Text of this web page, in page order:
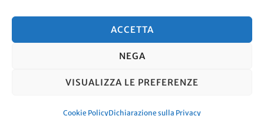
ACCETTA
NEGA
VISUALIZZA LE PREFERENZE
Cookie PolicyDichiarazione sulla Privacy
riservati.Travel Nomad | Sviluppato da
Blossom Themes . Powered by WordPress